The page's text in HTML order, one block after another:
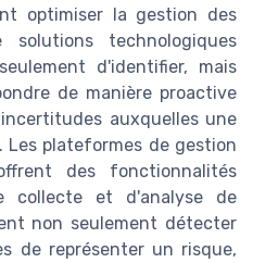
optimiser la gestion des
solutions technologiques
d'identifier, mais
de manière proactive
auxquelles une
plateformes de gestion
des fonctionnalités
collecte et d'analyse de
non seulement détecter
de représenter un risque,